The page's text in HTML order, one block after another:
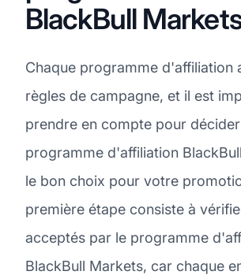
BlackBull
Chaque programme d'affiliation
règles de campagne, et il est
prendre en compte pour
programme d'affiliation
le bon choix pour votre
première étape consiste à
acceptés par le programme
BlackBull Markets, car chaque